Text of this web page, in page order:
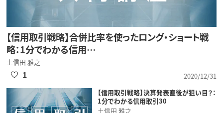
【信用取引戦略】合併比率を使ったロング・ショート戦
略：1分でわかる信用…
土信田 雅之
2020/12/31
1
【信用取引戦略】決算発表直後が狙い目？：
1分でわかる信用取引30
土信田 雅之